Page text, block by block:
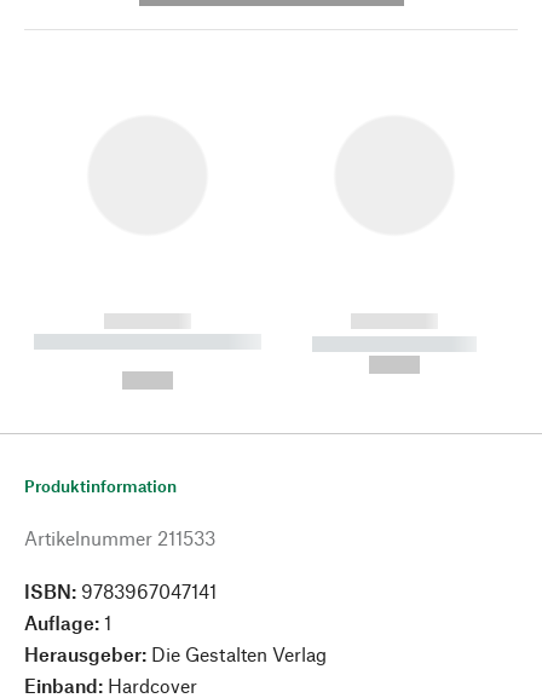
------------
----------- ----------- --------
------------
----------- -----------
Produktinformation
Artikelnummer 211533
ISBN: 9783967047141
Auflage: 1
Herausgeber: Die Gestalten Verlag
Einband: Hardcover